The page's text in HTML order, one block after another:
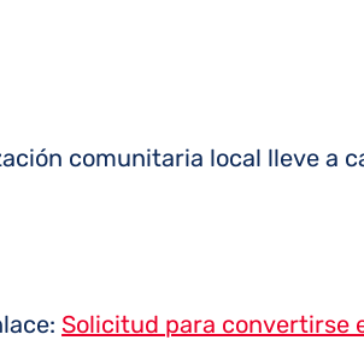
comunitaria local lleve a
Solicitud para convertirse